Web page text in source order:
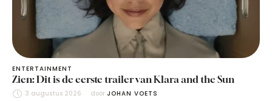
ENTERTAINMENT
Zien: Dit is de eerste trailer van Klara and the Sun
3 augustus 2026 door JOHAN VOETS